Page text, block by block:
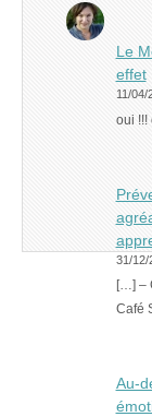
Le
effet
11/04/
oui !!!
31/12/
[…] –
Café
Au-